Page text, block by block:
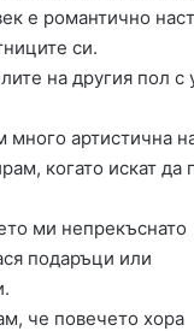
е романтично
си.
на другия пол с
много артистична
когато искат
ми непрекъснато
подаръци или
че повечето хора